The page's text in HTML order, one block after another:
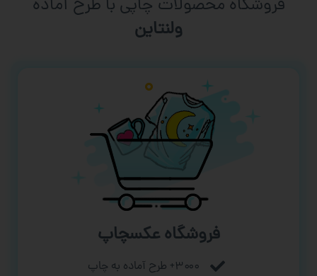
فروشگاه محصولات چاپی با طرح آماده
ورزشی
فروشگاه عکسچاپ
۳۰۰۰+ طرح آماده به چاپ